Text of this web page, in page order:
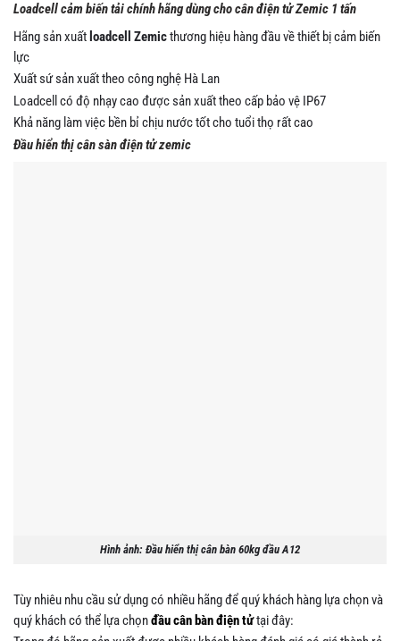
Loadcell cảm biến tải chính hãng dùng cho cân điện tử Zemic 1 tấn
Hãng sản xuất loadcell Zemicthương hiệu hàng đầu về thiết bị cảm biến
lực
Xuất sứ sản xuất theo công nghệ Hà Lan
Loadcell có độ nhạy cao được sản xuất theo cấp bảo vệ IP67
Khả năng làm việc bền bỉ chịu nước tốt cho tuổi thọ rất cao
Đầu hiển thị cân sàn điện tử zemic
Hình ảnh: Đầu hiển thị cân bàn 60kg đầu A12
Tùy nhiêu nhu cầu sử dụng có nhiều hãng để quý khách hàng lựa chọn và
quý khách có thể lựa chọnđầu cân bàn điện tửtại đây: